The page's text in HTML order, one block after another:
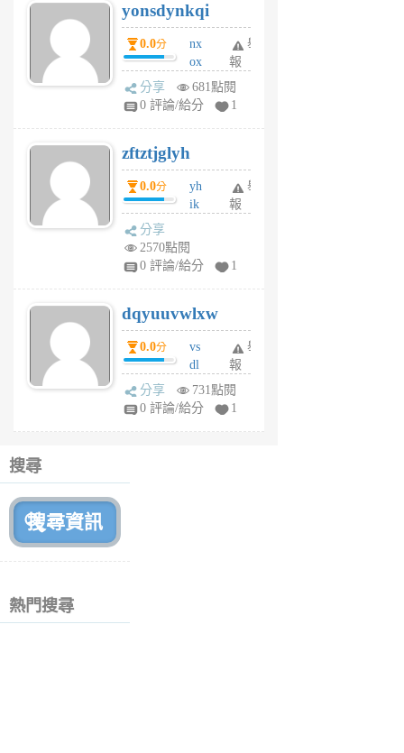
6
個
月
前
yonsdynkqi
0.0分
nx
ox
rh
pe
月
前
舉
報
分享
681點閱
0 評論/給分
1
zftztjglyh
0.0分
yh
ik
tu
6
個
月
前
舉
報
分享
2570點閱
0 評論/給分
1
dqyuuvwlxw
0.0分
vs
dl
sq
fy
舉
報
分享
731點閱
0 評論/給分
1
搜尋
熱門搜尋